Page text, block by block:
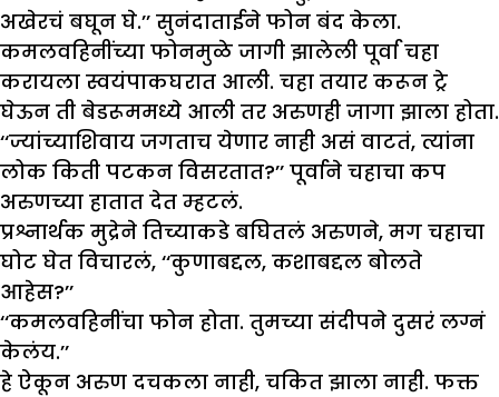
अखेरचं बघून घे.’’ सुनंदाताईने फोन बंद केला.
कमलवहिनींच्या फोनमुळे जागी झालेली पूर्वा चहा
करायला स्वयंपाकघरात आली. चहा तयार करून ट्रे
घेऊन ती बेडरूममध्ये आली तर अरुणही जागा झाला होता.
‘‘ज्यांच्याशिवाय जगताच येणार नाही असं वाटतं, त्यांना
लोक किती पटकन विसरतात?’’ पूर्वाने चहाचा कप
अरुणच्या हातात देत म्हटलं.
प्रश्नार्थक मुद्रेने तिच्याकडे बघितलं अरुणने, मग चहाचा
घोट घेत विचारलं, ‘‘कुणाबद्दल, कशाबद्दल बोलते
आहेस?’’
‘‘कमलवहिनींचा फोन होता. तुमच्या संदीपने दुसरं लग्नं
केलंय.’’
हे ऐकून अरुण दचकला नाही, चकित झाला नाही. फक्त